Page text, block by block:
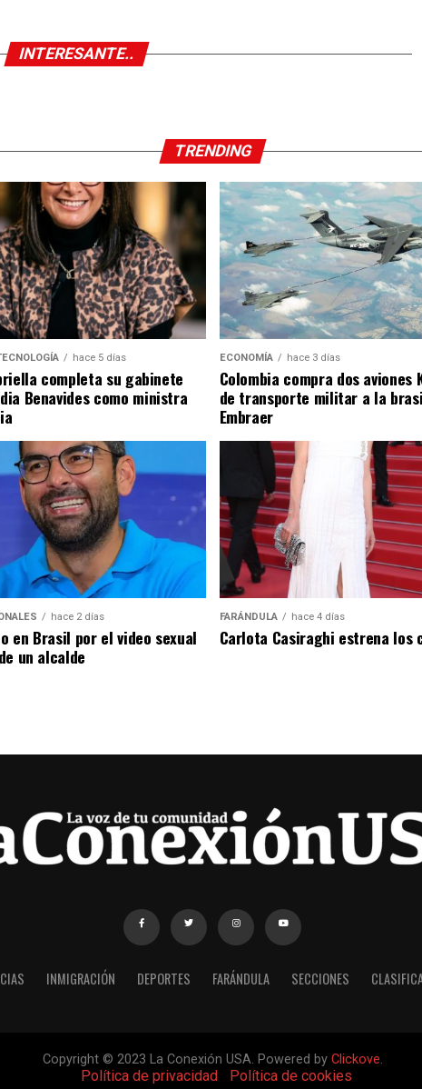
INTERESANTE..
TRENDING
hace 5 días
completa su gabinete
Benavides como ministra
ECONOMÍA hace 3 días
Colombia compra dos aviones
de transporte militar a la
Embraer
hace 2 días
en Brasil por el video sexual
un alcalde
FARÁNDULA hace 4 días
Carlota Casiraghi estrena los
INMIGRACIÓN DEPORTES FARÁNDULA SECCIONES
Copyright © 2023 La Conexión USA. Powered by Clickove.
Política de privacidad Política de cookies